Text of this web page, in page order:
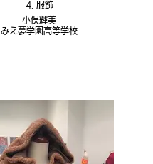
4. 服飾
小俣輝美
みえ夢学園高等学校